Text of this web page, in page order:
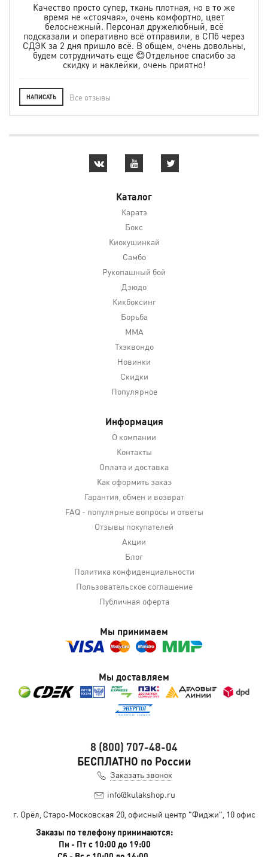
просто супер, ткань плотная, но в то же
«стоячая», очень комфортно, цвет
Персонал дружелюбный, всё
и оперативно всё отправили, в СПб через
пришло всё. В общем, очень довольны,
еще 😊Отдельное спасибо за
и наклейки, очень приятно!
Заказывали
подошло. Спасибо
выборе.
НАПИСАТЬ Все отзывы
Каталог
Каратэ
Бокс
Киокушинкай
Самбо
Рукопашный бой
Дзюдо
Кикбоксинг
Борьба
MMA
Тхэквондо
Новинки
Скидки
Популярное
Информация
О компании
Контакты
Оплата и доставка
Как оформить заказ
Гарантия, обмен и возврат
FAQ - популярные вопросы и ответы
Отзывы покупателей
Акции
Блог
Политика конфиденциальности
Пользовательское соглашение
Публичная оферта
Мы принимаем
Мы доставляем
8 (800) 707-48-04
БЕСПЛАТНО по России
Заказать звонок
info@kulakshop.ru
г. Орёл, Старо-Московская 20, офисный центр "Фиджи", 10 офис
Заказы по телефону принимаются:
Пн - Пт с 10:00 до 19:00